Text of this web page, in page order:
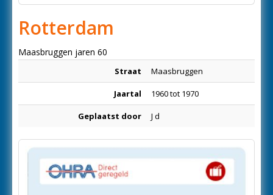
Rotterdam
Maasbruggen jaren 60
Straat Maasbruggen
Jaartal 1960 tot 1970
Geplaatst door J d